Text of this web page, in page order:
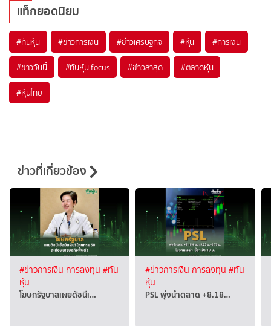
แท็กยอดนิยม
#ทันหุ้น #ข่าวการเงิน #ข่าวเศรษฐกิจ #หุ้น #การเงิน
#ข่าววันนี้ #ทันหุ้น focus #ข่าวล่าสุด #ตลาดหุ้น
#หุ้นไทย
ข่าวที่เกี่ยวข้อง
#ข่าวการเงิน การลงทุน #ทัน
หุ้น
โฆษกรัฐบาลเผยดัชนีเ…
#ข่าวการเงิน การลงทุน #ทัน
หุ้น
PSL พุ่งนำตลาด +8.18…